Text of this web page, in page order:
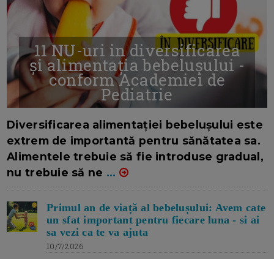
11 NU-uri in diversificarea
și alimentația bebelușului -
conform Academiei de
Pediatrie
Diversificarea alimentației bebelușului este
extrem de importantă pentru sănătatea sa.
Alimentele trebuie să fie introduse gradual,
nu trebuie să ne ...
Primul an de viață al bebelușului: Avem cate
un sfat important pentru fiecare luna - si ai
sa vezi ca te va ajuta
10/7/2026